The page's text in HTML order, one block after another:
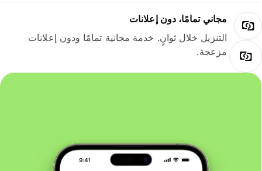
مجاني تمامًا، دون إعلانات
التنزيل خلال ثوانٍ. خدمة مجانية تمامًا ودون إعلانات
مزعجة.